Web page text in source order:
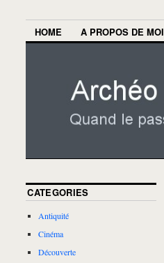
HOME A PROPOS DE MOI
CATEGORIES
Antiquité
Cinéma
Découverte